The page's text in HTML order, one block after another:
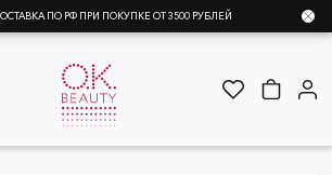
ПО РФ ПРИ ПОКУПКЕ ОТ 3500 РУБЛЕЙ